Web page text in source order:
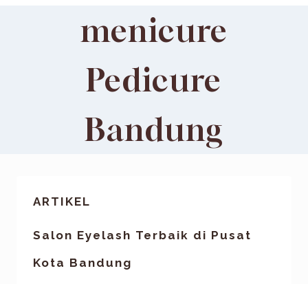
menicure
Pedicure
Bandung
ARTIKEL
Salon Eyelash Terbaik di Pusat
Kota Bandung